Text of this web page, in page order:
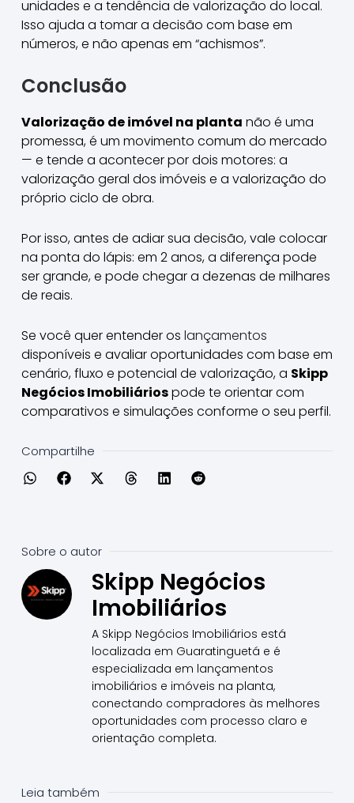
unidades e a tendência de valorização do local.
Isso ajuda a tomar a decisão com base em
números, e não apenas em “achismos”.
Conclusão
Valorização de imóvel na planta não é uma
promessa, é um movimento comum do mercado
— e tende a acontecer por dois motores: a
valorização geral dos imóveis e a valorização do
próprio ciclo de obra.
Por isso, antes de adiar sua decisão, vale colocar
na ponta do lápis: em 2 anos, a diferença pode
ser grande, e pode chegar a dezenas de milhares
de reais.
Se você quer entender os lançamentos
disponíveis e avaliar oportunidades com base em
cenário, fluxo e potencial de valorização, a Skipp
Negócios Imobiliáriospode te orientar com
comparativos e simulações conforme o seu perfil.
Compartilhe
Sobre o autor
Skipp Negócios
Imobiliários
A Skipp Negócios Imobiliários está
localizada em Guaratinguetá e é
especializada em lançamentos
imobiliários e imóveis na planta,
conectando compradores às melhores
oportunidades com processo claro e
orientação completa.
Leia também